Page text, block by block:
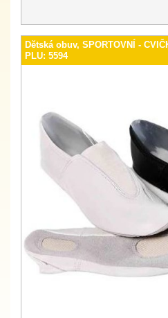
Dětská obuv, SPORTOVNÍ -
PLU: 5594